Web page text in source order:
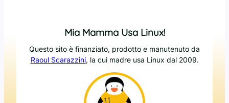
Mia Mamma Usa Linux!
Questo sito è finanziato, prodotto e manutenuto da
Raoul Scarazzini, la cui madre usa Linux dal 2009.